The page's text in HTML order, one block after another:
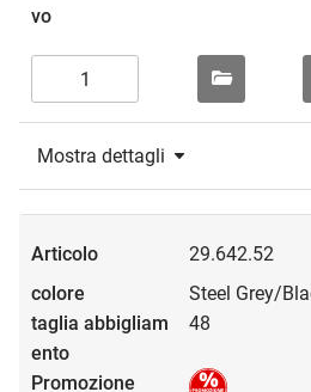
Mostra dettagli
29.642.52
Steel Grey/
48